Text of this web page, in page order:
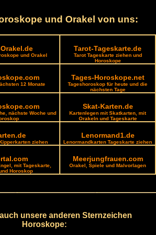
und Orakel von uns:
und Orakel
Tarot-Tageskarte.de
Tarot Tageskarte ziehen und
Horoskope
12 Monate
Tages-Horoskope.net
Tageshoroskop für heute und die
nächsten Tage
nächste Woche und
Skat-Karten.de
Kartenlegen mit Skatkarten, mit
Orakeln und Tageskarte
ziehen
Lenormand1.de
Lenormandkarten Tageskarte ziehen
mit Tageskarte,
Horoskop
Meerjungfrauen.com
Orakel, Spiele und Malvorlagen
unsere anderen Sternzeichen
Horoskope: